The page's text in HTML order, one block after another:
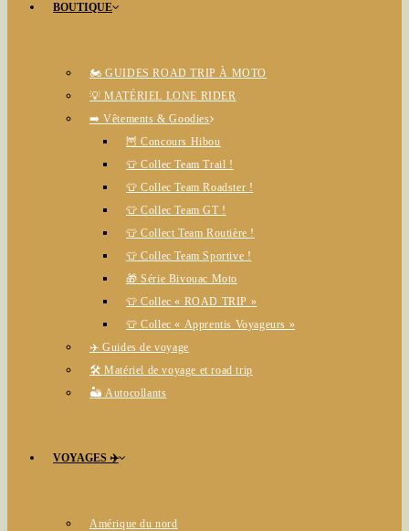
BOUTIQUE
🏍️ GUIDES ROAD TRIP À MOTO
💡 MATÉRIEL LONE RIDER
➡️ Vêtements & Goodies
🦉 Concours Hibou
👕 Collec Team Trail !
👕 Collec Team Roadster !
👕 Collec Team GT !
👕 Collect Team Routière !
👕 Collec Team Sportive !
🎁 Série Bivouac Moto
👕 Collec « ROAD TRIP »
👕 Collec « Apprentis Voyageurs »
✈️ Guides de voyage
🛠️ Matériel de voyage et road trip
🏜️ Autocollants
VOYAGES ✈️
Amérique du nord